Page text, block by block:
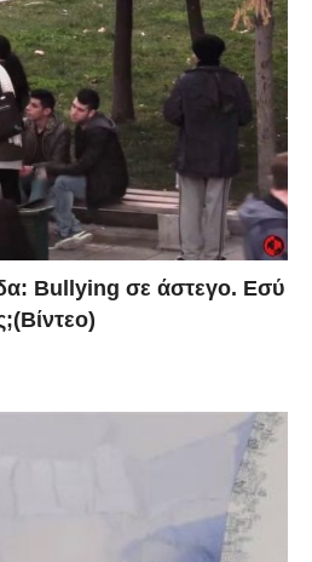
Bullying σε άστεγο. Εσύ